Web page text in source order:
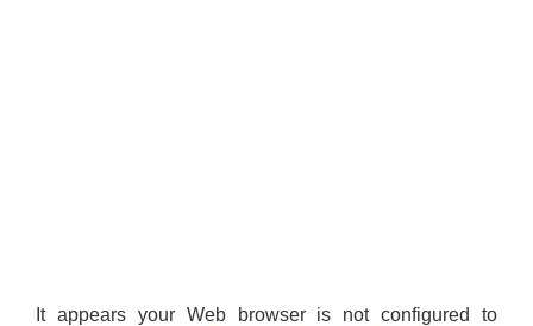
It appears your Web browser is not configured to